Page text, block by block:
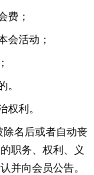
费；
会活动；
。
权利。
名后或者自动丧
职务、权利、义
并向会员公告。